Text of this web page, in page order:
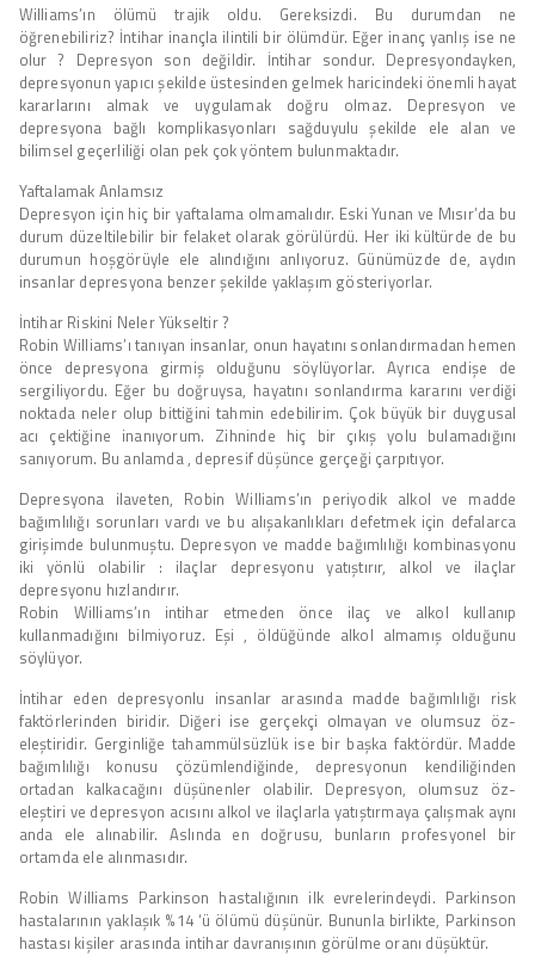
Williams’ın ölümü trajik oldu. Gereksizdi. Bu durumdan ne
öğrenebiliriz? İntihar inançla ilintili bir ölümdür. Eğer inanç yanlış ise ne
olur ? Depresyon son değildir. İntihar sondur. Depresyondayken,
depresyonun yapıcı şekilde üstesinden gelmek haricindeki önemli hayat
kararlarını almak ve uygulamak doğru olmaz. Depresyon ve
depresyona bağlı komplikasyonları sağduyulu şekilde ele alan ve
bilimsel geçerliliği olan pek çok yöntem bulunmaktadır.
Yaftalamak Anlamsız
Depresyon için hiç bir yaftalama olmamalıdır. Eski Yunan ve Mısır’da bu
durum düzeltilebilir bir felaket olarak görülürdü. Her iki kültürde de bu
durumun hoşgörüyle ele alındığını anlıyoruz. Günümüzde de, aydın
insanlar depresyona benzer şekilde yaklaşım gösteriyorlar.
İntihar Riskini Neler Yükseltir ?
Robin Williams’ı tanıyan insanlar, onun hayatını sonlandırmadan hemen
önce depresyona girmiş olduğunu söylüyorlar. Ayrıca endişe de
sergiliyordu. Eğer bu doğruysa, hayatını sonlandırma kararını verdiği
noktada neler olup bittiğini tahmin edebilirim. Çok büyük bir duygusal
acı çektiğine inanıyorum. Zihninde hiç bir çıkış yolu bulamadığını
sanıyorum. Bu anlamda , depresif düşünce gerçeği çarpıtıyor.
Depresyona ilaveten, Robin Williams’ın periyodik alkol ve madde
bağımlılığı sorunları vardı ve bu alışakanlıkları defetmek için defalarca
girişimde bulunmuştu. Depresyon ve madde bağımlılığı kombinasyonu
iki yönlü olabilir : ilaçlar depresyonu yatıştırır, alkol ve ilaçlar
depresyonu hızlandırır.
Robin Williams’ın intihar etmeden önce ilaç ve alkol kullanıp
kullanmadığını bilmiyoruz. Eşi , öldüğünde alkol almamış olduğunu
söylüyor.
İntihar eden depresyonlu insanlar arasında madde bağımlılığı risk
faktörlerinden biridir. Diğeri ise gerçekçi olmayan ve olumsuz öz-
eleştiridir. Gerginliğe tahammülsüzlük ise bir başka faktördür. Madde
bağımlılığı konusu çözümlendiğinde, depresyonun kendiliğinden
ortadan kalkacağını düşünenler olabilir. Depresyon, olumsuz öz-
eleştiri ve depresyon acısını alkol ve ilaçlarla yatıştırmaya çalışmak aynı
anda ele alınabilir. Aslında en doğrusu, bunların profesyonel bir
ortamda ele alınmasıdır.
Robin Williams Parkinson hastalığının ilk evrelerindeydi. Parkinson
hastalarının yaklaşık %14 ‘ü ölümü düşünür. Bununla birlikte, Parkinson
hastası kişiler arasında intihar davranışının görülme oranı düşüktür.